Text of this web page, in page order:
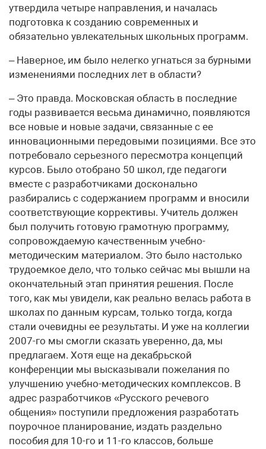
утвердила четыре направления, и началась
подготовка к созданию современных и
обязательно увлекательных школьных программ.
– Наверное, им было нелегко угнаться за бурными
изменениями последних лет в области?
– Это правда. Московская область в последние
годы развивается весьма динамично, появляются
все новые и новые задачи, связанные с ее
инновационными передовыми позициями. Все это
потребовало серьезного пересмотра концепций
курсов. Было отобрано 50 школ, где педагоги
вместе с разработчиками досконально
разбирались с содержанием программ и вносили
соответствующие коррективы. Учитель должен
был получить готовую грамотную программу,
сопровождаемую качественным учебно-
методическим материалом. Это было настолько
трудоемкое дело, что только сейчас мы вышли на
окончательный этап принятия решения. После
того, как мы увидели, как реально велась работа в
школах по данным курсам, только тогда, когда
стали очевидны ее результаты. И уже на коллегии
2007-го мы смогли сказать уверенно, да, мы
предлагаем. Хотя еще на декабрьской
конференции мы высказывали пожелания по
улучшению учебно-методических комплексов. В
адрес разработчиков «Русского речевого
общения» поступили предложения разработать
поурочное планирование, издать раздельно
пособия для 10-го и 11-го классов, больше